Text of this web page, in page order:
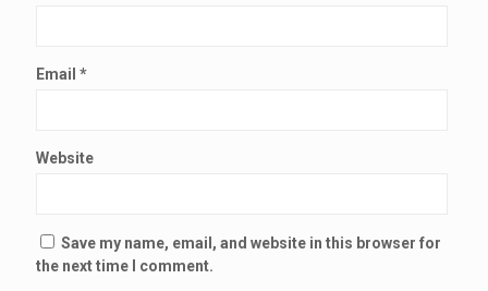
Email *
Website
Save my name, email, and website in this browser for
the next time I comment.